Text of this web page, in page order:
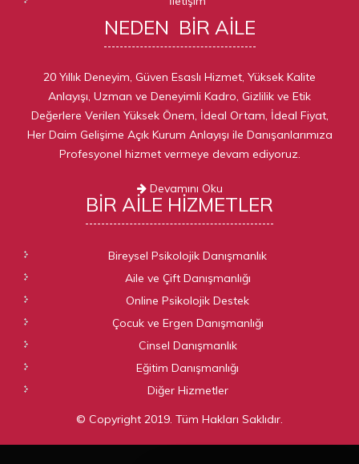
NEDEN BIR AILE
20 Yıllık Deneyim, Güven Esaslı Hizmet, Yüksek Kalite
Anlayışı, Uzman ve Deneyimli Kadro, Gizlilik ve Etik
Değerlere Verilen Yüksek Önem, İdeal Ortam, İdeal Fiyat,
Her Daim Gelişime Açık Kurum Anlayışı ile Danışanlarımıza
Profesyonel hizmet vermeye devam ediyoruz.
Devamını Oku
BIR AILE HIZMETLER
Bireysel Psikolojik Danışmanlık
Aile ve Çift Danışmanlığı
Online Psikolojik Destek
Çocuk ve Ergen Danışmanlığı
Cinsel Danışmanlık
Eğitim Danışmanlığı
Diğer Hizmetler
© Copyright 2019. Tüm Hakları Saklıdır.